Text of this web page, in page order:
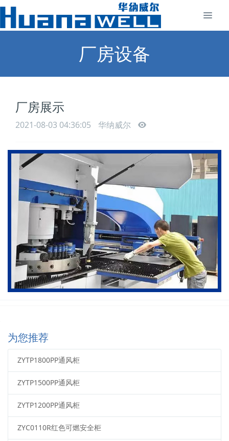
厂房设备
厂房展示
2021-08-03 04:36:05 华纳威尔
为您推荐
ZYTP1800PP通风柜
ZYTP1500PP通风柜
ZYTP1200PP通风柜
ZYC0110R红色可燃安全柜